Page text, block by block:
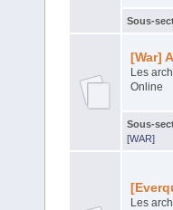
Sous-
[War]
Les
Online
Sous-
[WAR]
Les